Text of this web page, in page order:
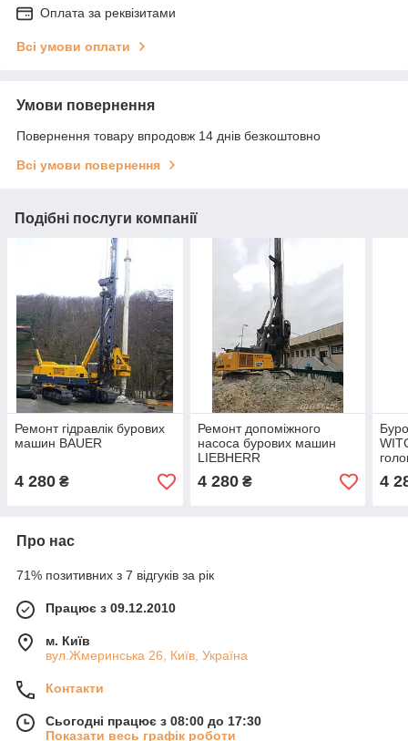
Оплата за реквізитами
Всі умови оплати
Умови повернення
Повернення товару впродовж 14 днів безкоштовно
Всі умови повернення
Подібні послуги компанії
Ремонт гідравлік бурових
машин BAUER
4 280 ₴
Ремонт допоміжного
насоса бурових машин
LIEBHERR
4 280₴ 4
Про нас
71% позитивних з 7 відгуків за рік
Працює з 09.12.2010
м. Київ
вул.Жмеринська 26, Київ, Україна
Контакти
Сьогодні працює з 08:00 до 17:30
Показати весь графік роботи